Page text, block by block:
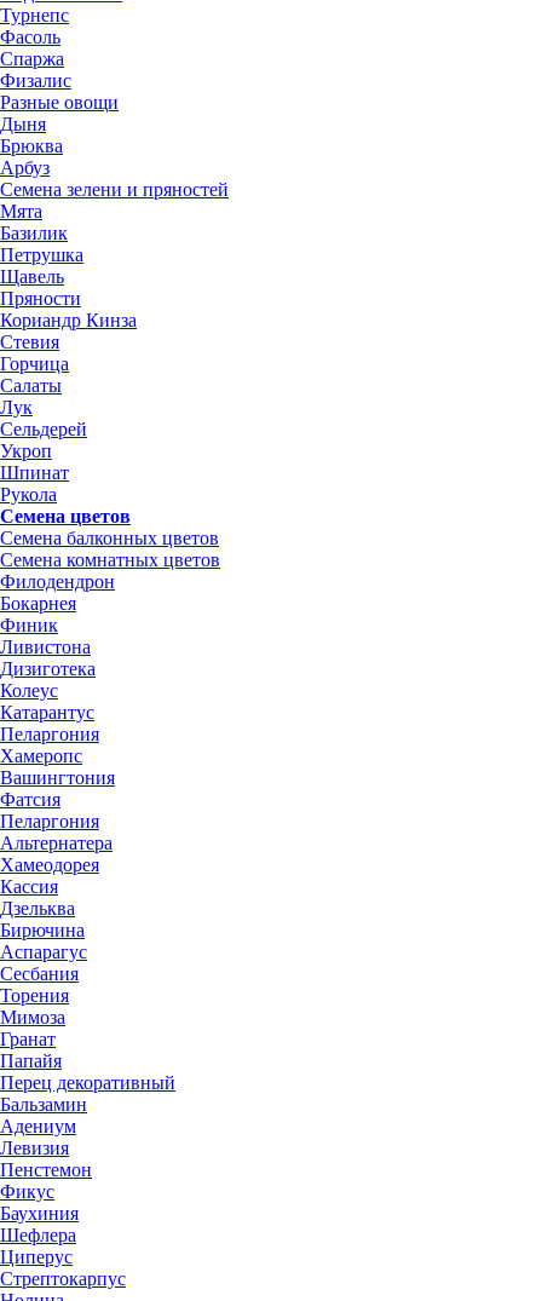
Турнепс
Фасоль
Спаржа
Физалис
Разные овощи
Дыня
Брюква
Арбуз
Семена зелени и пряностей
Мята
Базилик
Петрушка
Щавель
Пряности
Кориандр Кинза
Стевия
Горчица
Салаты
Лук
Сельдерей
Укроп
Шпинат
Рукола
Семена цветов
Семена балконных цветов
Семена комнатных цветов
Филодендрон
Бокарнея
Финик
Ливистона
Дизиготека
Колеус
Катарантус
Пеларгония
Хамеропс
Вашингтония
Фатсия
Пеларгония
Альтернатера
Хамеодорея
Кассия
Дзельква
Бирючина
Аспарагус
Сесбания
Торения
Мимоза
Гранат
Папайя
Перец декоративный
Бальзамин
Адениум
Левизия
Пенстемон
Фикус
Баухиния
Шефлера
Циперус
Стрептокарпус